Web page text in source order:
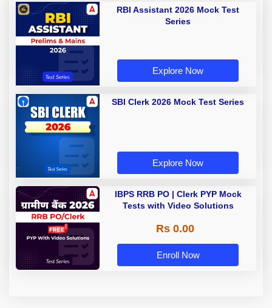
RBI Assistant 2026 Mock Test
Series
Explore Now
SBI Clerk 2026 Mock Test Series
Explore Now
IBPS RRB PO | Clerk PYP Mock
Tests with Video Solutions
Rs 0.00
Enroll Now